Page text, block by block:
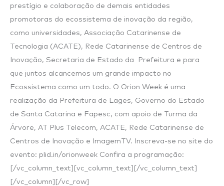
prestígio e colaboração de demais entidades
promotoras do ecossistema de inovação da região,
como universidades, Associação Catarinense de
Tecnologia (ACATE), Rede Catarinense de Centros de
Inovação, Secretaria de Estado da Prefeitura e para
que juntos alcancemos um grande impacto no
Ecossistema como um todo. O Orion Week é uma
realização da Prefeitura de Lages, Governo do Estado
de Santa Catarina e Fapesc, com apoio de Turma da
Árvore, AT Plus Telecom, ACATE, Rede Catarinense de
Centros de Inovação e ImagemTV. Inscreva-se no site do
evento: plid.in/orionweek Confira a programação:
[/vc_column_text][vc_column_text][/vc_column_text]
[/vc_column][/vc_row]